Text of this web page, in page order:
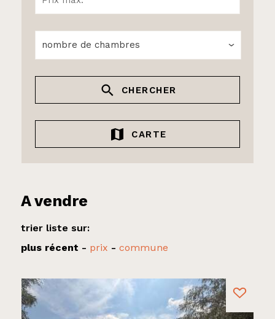
CHERCHER
CARTE
A vendre
trier liste sur:
plus récent - prix - commune